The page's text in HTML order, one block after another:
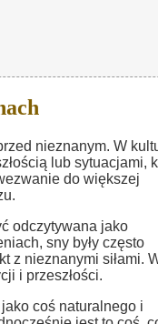
nieznanym. W
lub sytuacjami,
do większej
odczytywana jako
sny były często
z nieznanymi siłami.
i przeszłości.
coś naturalnego i